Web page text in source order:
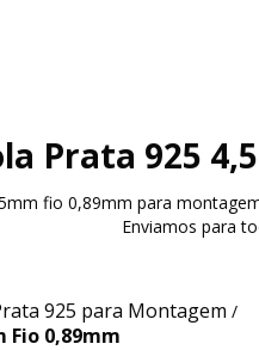
Prata 925
fio 0,89mm para
Enviamos para
925 para Montagem /
Fio 0,89mm